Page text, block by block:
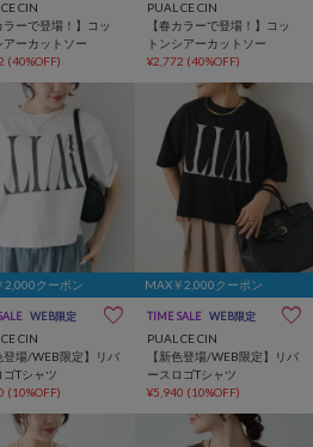
CIN
ラーで登場！】コッ
アーカットソー
(40%OFF)
PUAL CE CIN
【春カラーで登場！】コッ
トンシアーカットソー
¥2,772 (40%OFF)
2,000クーポン
WEB限定
CIN
登場/WEB限定】リバ
ゴTシャツ
(10%OFF)
MAX￥2,000クーポン
TIME SALE WEB限定
PUAL CE CIN
【新色登場/WEB限定】リバ
ースロゴTシャツ
¥5,940 (10%OFF)